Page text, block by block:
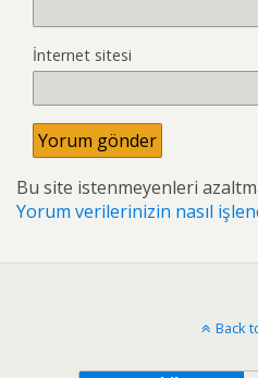
İnternet sitesi
Bu site istenmeyenleri
Yorum verilerinizin nasıl
Back